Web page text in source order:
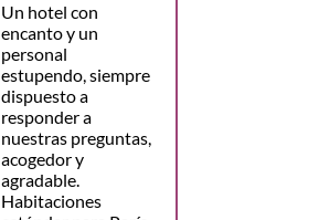
Un hotel con
encanto y un
personal
estupendo, siempre
dispuesto a
responder a
nuestras preguntas,
acogedor y
agradable.
Habitaciones